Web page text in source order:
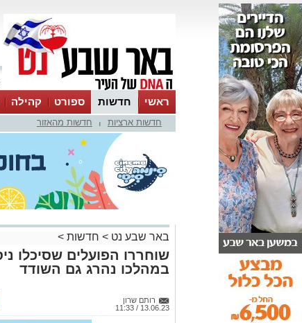
ראשי חדשות ספורט קהילה
עסקים
טיפים והמלצותחדשות ארציות חדשות מהאזור
באר שבע נט > חדשות >
שוחררו הפועלים שסיכלו
במהלכו נהרג גם השודד
רותם שרון
13.06.23 / 11:33